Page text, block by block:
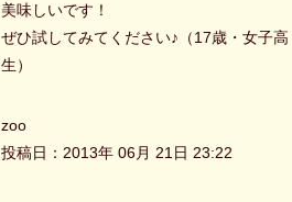
美味しいです！
ぜひ試してみてください♪（17歳・女子高
生）
zoo
投稿日：2013年 06月 21日 23:22